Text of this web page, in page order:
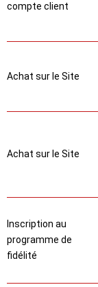
compte client
Achat sur le Site
Achat sur le Site
Inscription au
programme de
fidélité